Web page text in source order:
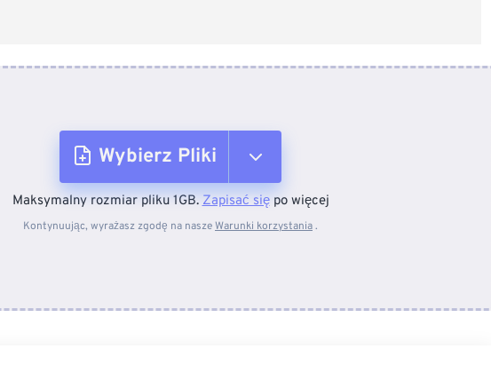
Wybierz Pliki
Z urządzenia
Maksymalny rozmiar pliku 1GB.Zapisać siępo więcej
Kontynuując, wyrażasz zgodę na naszeWarunki korzystania.